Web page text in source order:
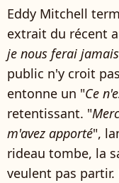
Eddy Mitchell
extrait du récent
je nous ferai
public n'y croit
entonne un "Ce
retentissant. "
m'avez apporté",
rideau tombe, la
veulent pas